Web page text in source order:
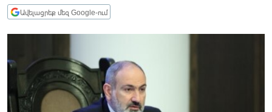
ՏՆՏԵՍՈՒԹՅՈՒՆ
ՂԱՐԱԲԱՂ
ՏԱՐԱԾԱՇՐՋԱՆ
ՄԻՋԱԶԳԱՅԻՆ
Ավելացրեք մեզ Google-ում